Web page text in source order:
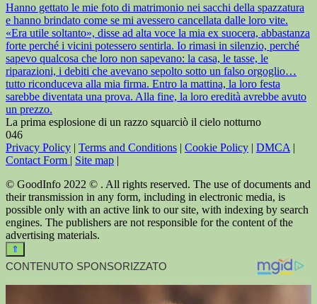
Hanno gettato le mie foto di matrimonio nei sacchi della spazzatura
e hanno brindato come se mi avessero cancellata dalle loro vite.
«Era utile soltanto», disse ad alta voce la mia ex suocera, abbastanza
forte perché i vicini potessero sentirla. Io rimasi in silenzio, perché
sapevo qualcosa che loro non sapevano: la casa, le tasse, le
riparazioni, i debiti che avevano sepolto sotto un falso orgoglio…
tutto riconduceva alla mia firma. Entro la mattina, la loro festa
sarebbe diventata una prova. Alla fine, la loro eredità avrebbe avuto
un prezzo.
La prima esplosione di un razzo squarciò il cielo notturno
046
Privacy Policy | Terms and Conditions | Cookie Policy | DMCA |
Contact Form | Site map |
© GoodInfo 2022 © . All rights reserved. The use of documents and
their transmission in any form, including in electronic media, is
possible only with an active link to our site, with indexing by search
engines. The publishers are not responsible for the content of the
advertising materials.